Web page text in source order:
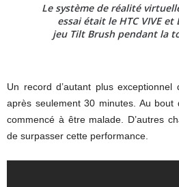
Le système de réalité
essai était le HTC VIVE et
jeu Tilt Brush pendant la
Un record d’autant plus exceptionnel
après seulement 30 minutes. Au bout
commencé à être malade. D’autres
de surpasser cette performance.